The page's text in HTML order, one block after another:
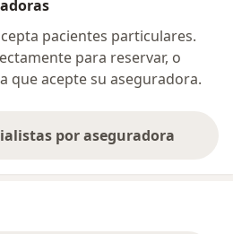
pacientes particulares.
para reservar, o
que acepte su aseguradora.
por aseguradora